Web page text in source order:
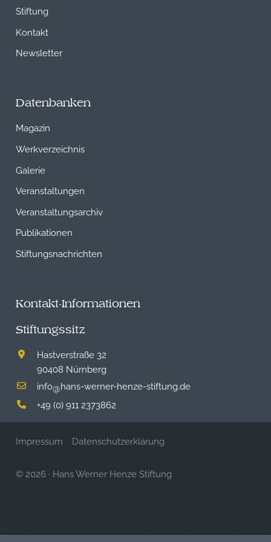
Stiftung
Kontakt
Newsletter
Datenbanken
Magazin
Werkverzeichnis
Galerie
Veranstaltungen
Veranstaltungsarchiv
Publikationen
Stiftungsnachrichten
Kontakt-Informationen
Stiftungssitz
Hastverstraße 32
90408 Nürnberg
info@hans-werner-henze-stiftung.de
+49 (0) 911 2373862
Impressum Datenschutzerklärung
© 2026 · Hans Werner Henze Stiftung